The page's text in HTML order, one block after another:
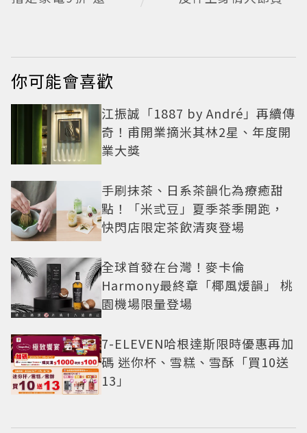
你可能會喜歡
江振誠「1887 by André」再續傳
奇！甫開業摘米其林2星、年度開
業大獎
手刷抹茶、日系茶韻化為療癒甜
點！「米弎豆」夏季茶季開跑，
快閃店限定茶飲清爽登場
全球首發在台灣！麥卡倫
Harmony最終章「椰風煖韻」 桃
園機場限量登場
7-ELEVEN哈根達斯限時優惠再加
碼 迷你杯、雪糕、雪酥「買10送
13」